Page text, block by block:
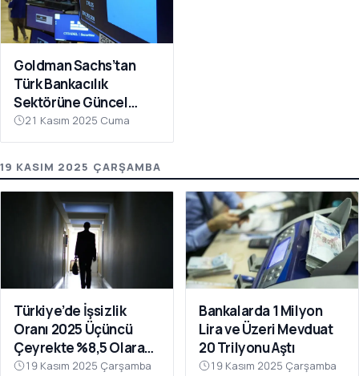
Goldman Sachs’tan
Türk Bankacılık
Sektörüne Güncel
Analiz: 2026 ROE
Beklentileri Yükseldi
21 Kasım 2025 Cuma
19 KASIM 2025 ÇARŞAMBA
Türkiye’de İşsizlik
Oranı 2025 Üçüncü
Çeyrekte %8,5 Olarak
Gerçekleşti
19 Kasım 2025 Çarşamba
Bankalarda 1 Milyon
Lira ve Üzeri Mevduat
20 Trilyonu Aştı
19 Kasım 2025 Çarşamba